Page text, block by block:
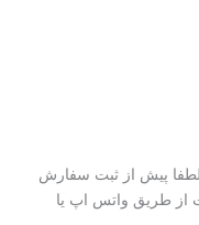
پیش از ثبت سفارش
از طریق واتس اپ یا